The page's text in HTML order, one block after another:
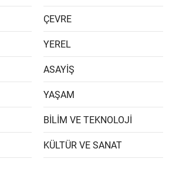
ÇEVRE
YEREL
ASAYİŞ
YAŞAM
BİLİM VE TEKNOLOJİ
KÜLTÜR VE SANAT